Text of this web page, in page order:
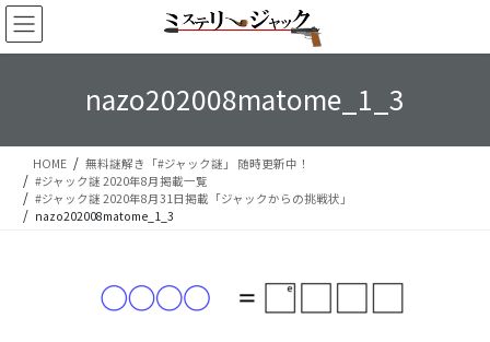
コ
ン
テ
ス
ナ
ビ
ゲ
ン
nazo202008matome_1_3
HOME
無料謎解き「#ジャック謎」 随時更新中！
#ジャック謎 2020年8月掲載一覧
#ジャック謎 2020年8月31日掲載「ジャックからの挑戦状」
nazo202008matome_1_3